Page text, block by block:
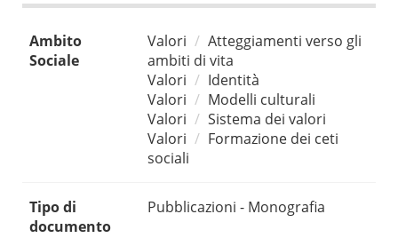
Ambito
Sociale
Valori
Atteggiamenti verso gli
ambiti di vita
Valori
Identità
Valori
Modelli culturali
Valori
Sistema dei valori
Valori
Formazione dei ceti
sociali
Tipo di
documento
Pubblicazioni - Monografia